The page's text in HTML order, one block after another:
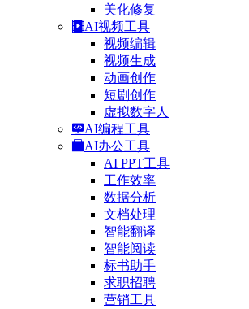
美化修复
AI视频工具
视频编辑
视频生成
动画创作
短剧创作
虚拟数字人
AI编程工具
AI办公工具
AI PPT工具
工作效率
数据分析
文档处理
智能翻译
智能阅读
标书助手
求职招聘
营销工具